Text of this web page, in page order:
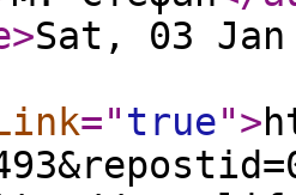
>Sat, 03 Jan
="true">